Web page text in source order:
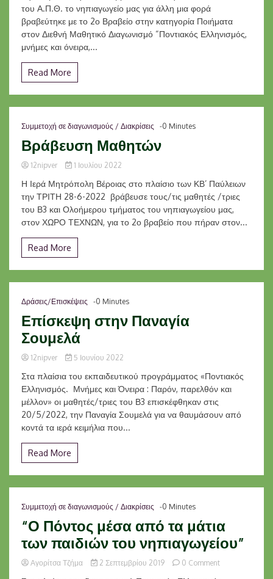
του Α.Π.Θ. το νηπιαγωγείο μας για άλλη μια φορά
βραβεύτηκε με το 2ο Βραβείο στην κατηγορία Ποιήματα
στον Διεθνή Μαθητικό Διαγωνισμό “Ποντιακός Ελληνισμός,
μνήμες και όνειρα,...
Read More
Συμμετοχή σε διαγωνισμούς / Διακρίσεις -0 Minutes
Βράβευση Μαθητών
12nipver 1 Ιουλίου 2022
Η Ιερά Μητρόπολη Βέροιας στο πλαίσιο των ΚΒ’ Παύλειων
την ΤΡΙΤΗ 28-6-2022 βράβευσε τους/τις μαθητές /τριες
του Β3 και Ολοήμερου τμήματος του νηπιαγωγείου μας,
στον ΧΩΡΟ ΤΕΧΝΩΝ, για το 2ο βραβείο που πήραν στον...
Read More
Δράσεις/Επισκέψεις -0 Minutes
Επίσκεψη στην Παναγία
Σουμελά
12nipver 5 Ιουνίου 2022
Στα πλαίσια του εκπαιδευτικού προγράμματος «Ποντιακός
Ελληνισμός. Μνήμες και Όνειρα : Παρόν, παρελθόν και
μέλλον» οι μαθητές/τριες του Β3 επισκέφθηκαν στις
20/5/2022, την Παναγία Σουμελά για να θαυμάσουν από
κοντά τα ιερά κειμήλια που...
Read More
Συμμετοχή σε διαγωνισμούς / Διακρίσεις -0 Minutes
“Ο Πόντος μέσα από τα μάτια
των παιδιών του νηπιαγωγείου”
Αγορίτσα Τζήμα 2 Σεπτεμβρίου 2019 0 Commenton